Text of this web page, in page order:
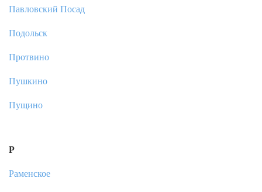
Павловский Посад
Подольск
Протвино
Пушкино
Пущино
Р
Раменское